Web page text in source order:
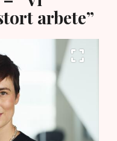
arbete”